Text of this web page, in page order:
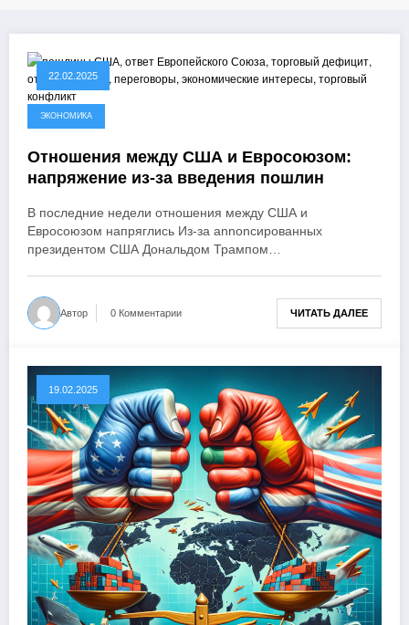
22.02.2025
ЭКОНОМИКА
Отношения между США и Евросоюзом:
напряжение из-за введения пошлин
В последние недели отношения между США и
Евросоюзом напряглись Из-за annonсированных
президентом США Дональдом Трампом…
Автор 0 Комментарии ЧИТАТЬ ДАЛЕЕ
19.02.2025